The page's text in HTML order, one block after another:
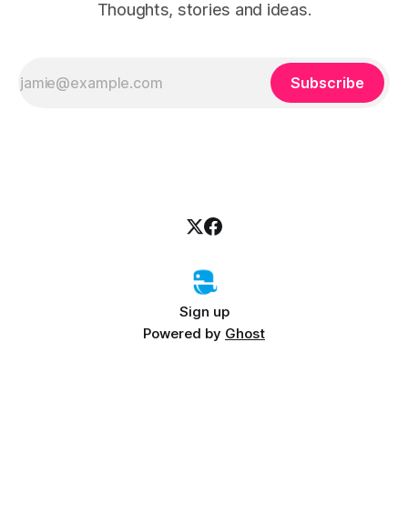
Thoughts, stories and ideas.
Subscribe
Sign up
Powered by Ghost